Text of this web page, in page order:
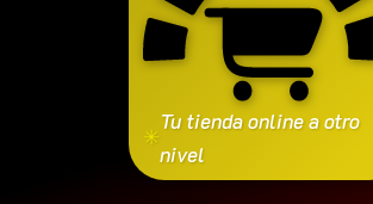
✳
Tu tienda online a otro
nivel